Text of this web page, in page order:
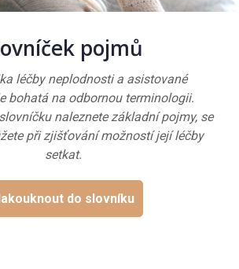
pojmů
léčby neplodnosti a asistované
bohatá na odbornou terminologii.
naleznete základní pojmy, se
při zjišťování možností její léčby
setkat.
do slovníku